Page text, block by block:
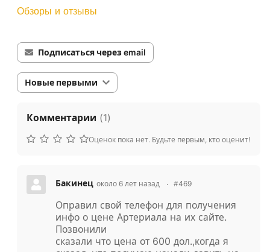
Обзоры и отзывы
Подписаться через email
Новые первыми
Комментарии (1)
Оценок пока нет. Будьте первым, кто оценит!
Бакинец около 6 лет назад #469
Оправил свой телефон для получения
инфо о цене Артериала на их сайте.
Позвонили
сказали что цена от 600 дол.,когда я